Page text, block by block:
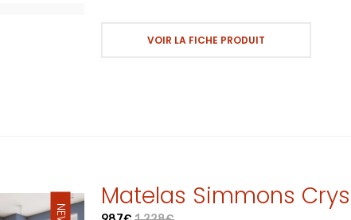
VOIR LA FICHE PRODUIT
NEW
Matelas Simmons